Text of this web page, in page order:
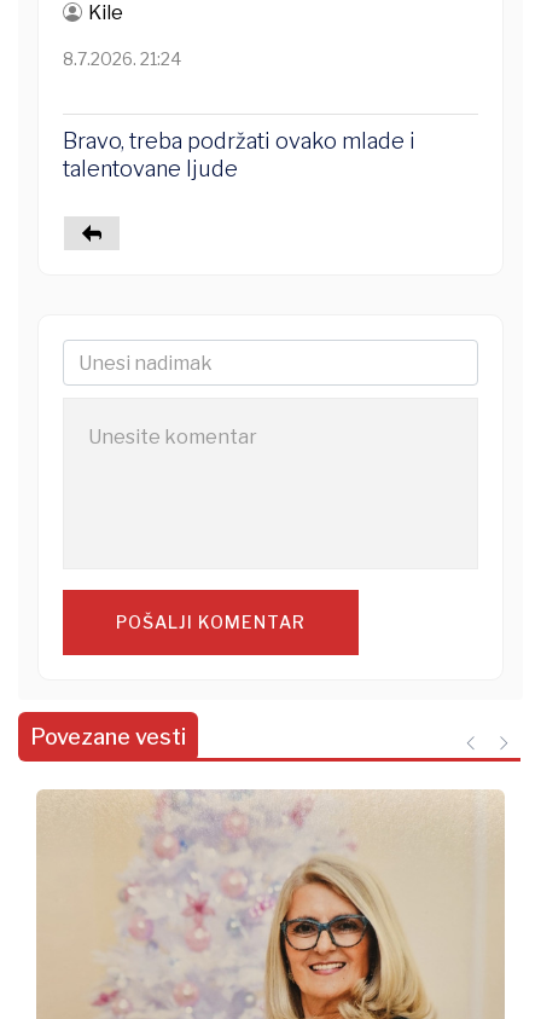
Kile
8.7.2026. 21:24
Bravo, treba podržati ovako mlade i
talentovane ljude
POŠALJI KOMENTAR
Povezane vesti